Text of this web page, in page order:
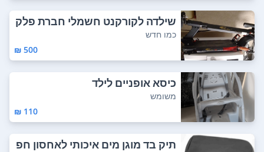
שילדה לקורקנט חשמלי חברת פלק
ון 500 ש"ח
כמו חדש
500 ₪
כיסא אופניים לילד
משומש
110 ₪
תיק בד מוגן מים איכותי לאחסון חפ